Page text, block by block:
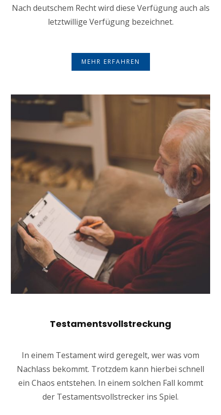
Nach deutschem Recht wird diese Verfügung auch als
letztwillige Verfügung bezeichnet.
MEHR ERFAHREN
Testamentsvollstreckung
In einem Testament wird geregelt, wer was vom
Nachlass bekommt. Trotzdem kann hierbei schnell
ein Chaos entstehen. In einem solchen Fall kommt
der Testamentsvollstrecker ins Spiel.